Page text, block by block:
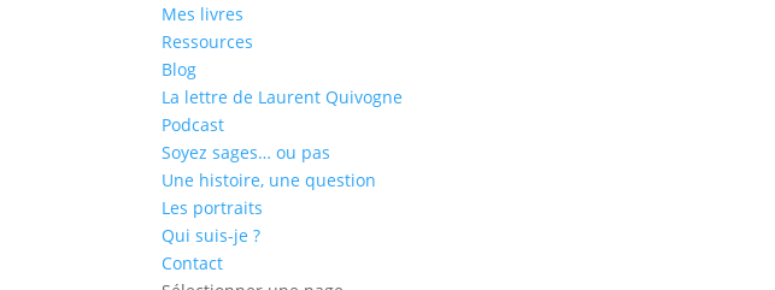
Mes livres
Ressources
Blog
La lettre de Laurent Quivogne
Podcast
Soyez sages… ou pas
Une histoire, une question
Les portraits
Qui suis-je ?
Contact